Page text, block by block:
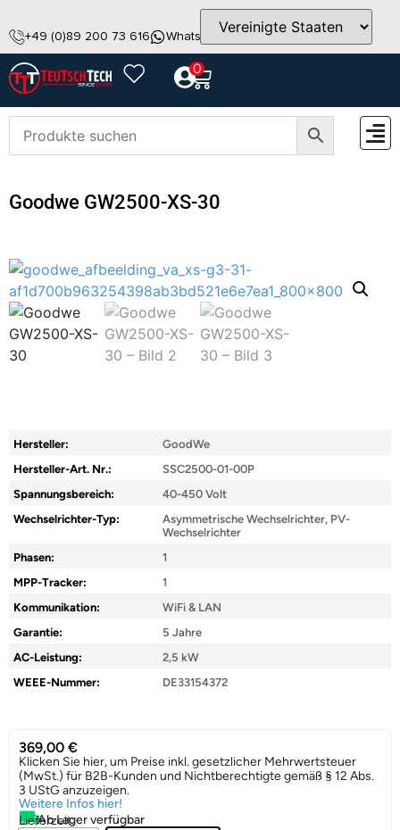
+49 (0)89 200 73 616 WhatsApp info@teutschtech.com
0
Goodwe GW2500-XS-30
Hersteller:
GoodWe
Hersteller-Art. Nr.:
SSC2500-01-00P
Spannungsbereich:
40-450 Volt
Wechselrichter-Typ:
Asymmetrische Wechselrichter, PV-
Wechselrichter
Phasen:
1
MPP-Tracker:
1
Kommunikation:
WiFi & LAN
Garantie:
5 Jahre
AC-Leistung:
2,5 kW
WEEE-Nummer:
DE33154372
369,00 €
Klicken Sie hier, um Preise inkl. gesetzlicher Mehrwertsteuer
(MwSt.) für B2B-Kunden und Nichtberechtigte gemäß § 12 Abs.
3 UStG anzuzeigen.
Weitere Infos hier!
Ab Lager verfügbar
Lieferzeit: